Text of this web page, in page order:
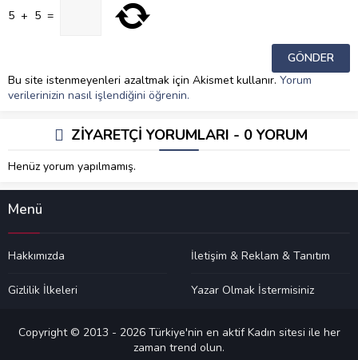
5 + 5 =
Bu site istenmeyenleri azaltmak için Akismet kullanır. Yorum
verilerinizin nasıl işlendiğini öğrenin.
ZİYARETÇİ YORUMLARI - 0 YORUM
Henüz yorum yapılmamış.
Menü
Hakkımızda İletişim & Reklam & Tanıtım
Gizlilik İlkeleri Yazar Olmak İstermisiniz
Copyright © 2013 - 2026 Türkiye'nin en aktif Kadın sitesi ile her
zaman trend olun.